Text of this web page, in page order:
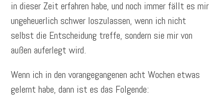
in dieser Zeit erfahren habe, und noch immer fällt es mir
ungeheuerlich schwer loszulassen, wenn ich nicht
selbst die Entscheidung treffe, sondern sie mir von
außen auferlegt wird.
Wenn ich in den vorangegangenen acht Wochen etwas
gelernt habe, dann ist es das Folgende: